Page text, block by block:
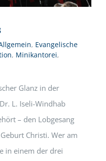
, Evangelische
, Minikantorei,
Glanz in der
L. Iseli-Windhab
– den Lobgesang
Christi. Wer am
in einem der drei